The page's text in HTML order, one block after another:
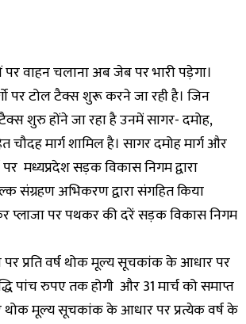
वाहन चलाना अब जेब पर भारी पड़ेगा।
पर टोल टैक्स शुरू करने जा रही है। जिन
टैक्स शुरु होंने जा रहा है उनमें सागर- दमोह,
चौदह मार्ग शामिल है। सागर दमोह मार्ग और
पर मध्यप्रदेश सड़क विकास निगम द्वारा
संग्रहण अभिकरण द्वारा संगहित किया
प्लाजा पर पथकर की दरें सड़क विकास निगम
पर प्रति वर्ष थोक मूल्य सूचकांक के आधार पर
पांच रुपए तक होगी और 31 मार्च को समाप्त
थोक मूल्य सूचकांक के आधार पर प्रत्येक वर्ष के